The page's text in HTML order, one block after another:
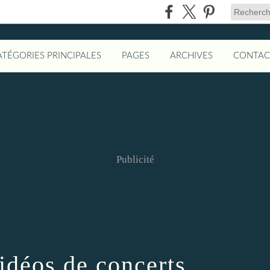
PRINCIPALES PAGES ARCHIVES
Publicité